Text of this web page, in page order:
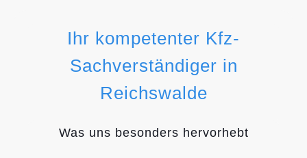
Ihr kompetenter Kfz-
Sachverständiger in
Reichswalde
Was uns besonders hervorhebt